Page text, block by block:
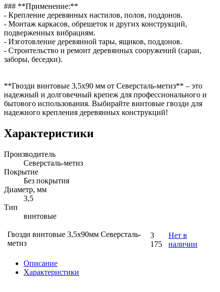
### **Применение:**
- Крепление деревянных настилов, полов, поддонов.
- Монтаж каркасов, обрешеток и других конструкций,
подверженных вибрациям.
- Изготовление деревянной тары, ящиков, поддонов.
- Строительство и ремонт деревянных сооружений (сараи,
заборы, беседки).
**Гвозди винтовые 3,5х90 мм от Северсталь-метиз** – это
надежный и долговечный крепеж для профессионального и
бытового использования. Выбирайте винтовые гвозди для
надежного крепления деревянных конструкций!
Характеристики
Производитель
Северсталь-метиз
Покрытие
Без покрытия
Диаметр, мм
3,5
Тип
винтовые
Гвозди винтовые 3,5х90мм Северсталь-
метиз
3
175
Нет в
наличии
Описание
Характеристики